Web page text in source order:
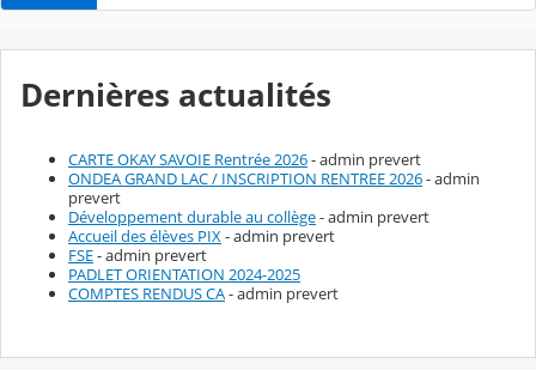
Dernières actualités
CARTE OKAY SAVOIE Rentrée 2026- admin prevert
ONDEA GRAND LAC / INSCRIPTION RENTREE 2026- admin
prevert
Développement durable au collège- admin prevert
Accueil des élèves PIX- admin prevert
FSE- admin prevert
PADLET ORIENTATION 2024-2025
COMPTES RENDUS CA- admin prevert